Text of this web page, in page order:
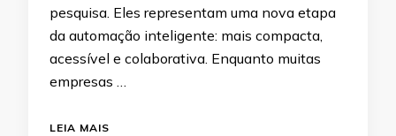
pesquisa. Eles representam uma nova etapa
da automação inteligente: mais compacta,
acessível e colaborativa. Enquanto muitas
empresas …
LEIA MAIS